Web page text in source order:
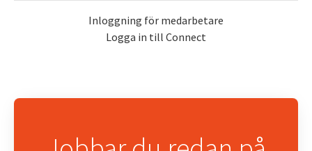
Inloggning för medarbetare
Logga in till Connect